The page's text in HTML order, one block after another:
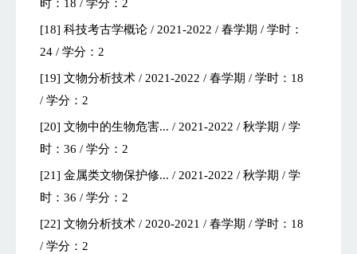
时：18 / 学分：2
[18] 科技考古学概论 / 2021-2022 / 春学期 / 学时：
24 / 学分：2
[19] 文物分析技术 / 2021-2022 / 春学期 / 学时：18
/ 学分：2
[20] 文物中的生物危害... / 2021-2022 / 秋学期 / 学
时：36 / 学分：2
[21] 金属类文物保护修... / 2021-2022 / 秋学期 / 学
时：36 / 学分：2
[22] 文物分析技术 / 2020-2021 / 春学期 / 学时：18
/ 学分：2